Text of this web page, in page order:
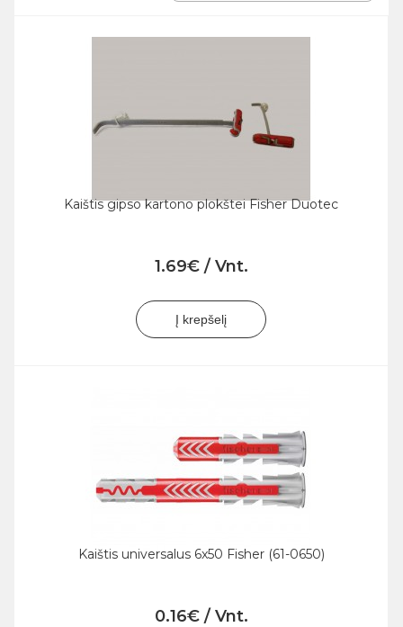
Kaištis gipso kartono plokštei Fisher Duotec
1.69€ / Vnt.
Į krepšelį
Kaištis universalus 6x50 Fisher (61-0650)
0.16€ / Vnt.